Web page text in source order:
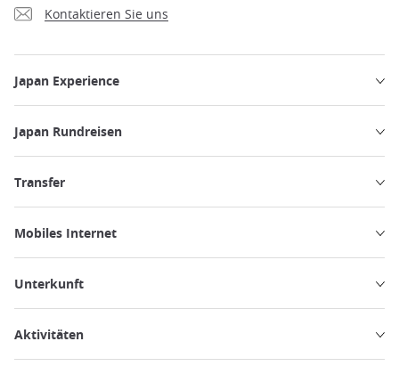
Kontaktieren Sie uns
Japan Experience
Japan Rundreisen
Transfer
Mobiles Internet
Unterkunft
Aktivitäten